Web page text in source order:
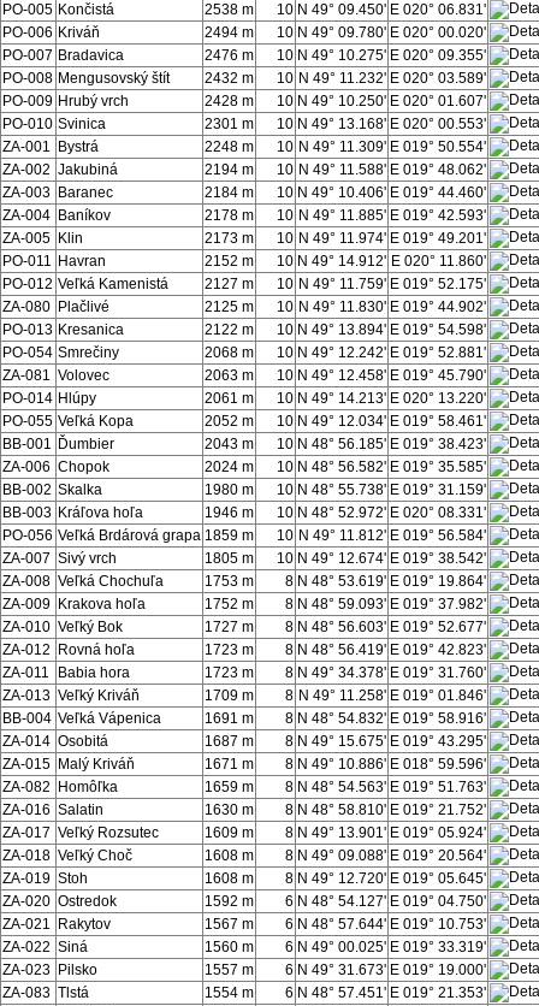
PO-005 Končistá 2538 m 10 N 49° 09.450' E 020° 06.831'
PO-006 Kriváň 2494 m 10 N 49° 09.780' E 020° 00.020'
PO-007 Bradavica 2476 m 10 N 49° 10.275' E 020° 09.355'
PO-008 Mengusovský štít 2432 m 10 N 49° 11.232' E 020° 03.589'
PO-009 Hrubý vrch 2428 m 10 N 49° 10.250' E 020° 01.607'
PO-010 Svinica 2301 m 10 N 49° 13.168' E 020° 00.553'
ZA-001
Bystrá 2248 m 10 N 49° 11.309' E 019° 50.554'
ZA-002 Jakubiná 2194 m 10 N 49° 11.588' E 019° 48.062'
ZA-003 Baranec 2184 m 10 N 49° 10.406' E 019° 44.460'
ZA-004 Baníkov 2178 m 10 N 49° 11.885' E 019° 42.593'
ZA-005 Klin 2173 m 10 N 49° 11.974' E 019° 49.201'
PO-011 Havran 2152 m 10 N 49° 14.912' E 020° 11.860'
PO-012 Veľká Kamenistá 2127 m 10 N 49° 11.759' E 019° 52.175'
ZA-080 Plačlivé 2125 m 10 N 49° 11.830' E 019° 44.902'
PO-013 Kresanica 2122 m 10 N 49° 13.894' E 019° 54.598'
PO-054 Smrečiny 2068 m 10 N 49° 12.242' E 019° 52.881'
ZA-081 Volovec 2063 m 10 N 49° 12.458' E 019° 45.790'
PO-014 Hlúpy 2061 m 10 N 49° 14.213' E 020° 13.220'
PO-055 Veľká Kopa 2052 m 10 N 49° 12.034' E 019° 58.461'
BB-001 Ďumbier 2043 m 10 N 48° 56.185' E 019° 38.423'
ZA-006 Chopok 2024 m 10 N 48° 56.582' E 019° 35.585'
BB-002 Skalka 1980 m 10 N 48° 55.738' E 019° 31.159'
BB-003 Kráľova hoľa 1946 m 10 N 48° 52.972' E 020° 08.331'
PO-056 Veľká Brdárová grapa 1859 m 10 N 49° 11.812' E 019° 56.584'
ZA-007 Sivý vrch 1805 m 10 N 49° 12.674' E 019° 38.542'
ZA-008 Veľká Chochuľa 1753 m 8 N 48° 53.619' E 019° 19.864'
ZA-009 Krakova hoľa 1752 m 8 N 48° 59.093' E 019° 37.982'
ZA-010 Veľký Bok 1727 m 8 N 48° 56.603' E 019° 52.677'
ZA-012
Rovná hoľa 1723 m 8 N 48° 56.419' E 019° 42.823'
ZA-011
Babia hora 1723 m 8 N 49° 34.378' E 019° 31.760'
ZA-013 Veľký Kriváň 1709 m 8 N 49° 11.258' E 019° 01.846'
BB-004 Veľká Vápenica 1691 m 8 N 48° 54.832' E 019° 58.916'
ZA-014 Osobitá 1687 m 8 N 49° 15.675' E 019° 43.295'
ZA-015 Malý Kriváň 1671 m 8 N 49° 10.886' E 018° 59.596'
ZA-082
Homôľka 1659 m 8 N 48° 54.563' E 019° 51.763'
ZA-016 Salatin 1630 m 8 N 48° 58.810' E 019° 21.752'
ZA-017 Veľký Rozsutec 1609 m 8 N 49° 13.901' E 019° 05.924'
ZA-018 Veľký Choč 1608 m 8 N 49° 09.088' E 019° 20.564'
ZA-019 Stoh 1608 m 8 N 49° 12.720' E 019° 05.645'
ZA-020 Ostredok 1592 m 6 N 48° 54.127' E 019° 04.750'
ZA-021
Rakytov 1567 m 6 N 48° 57.644' E 019° 10.753'
ZA-022 Siná 1560 m 6 N 49° 00.025' E 019° 33.319'
ZA-023 Pilsko 1557 m 6 N 49° 31.673' E 019° 19.000'
ZA-083 Tlstá 1554 m 6 N 48° 57.451' E 019° 21.353'